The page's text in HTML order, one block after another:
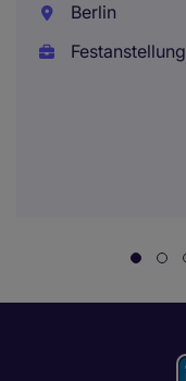
Berlin
Festanstellung